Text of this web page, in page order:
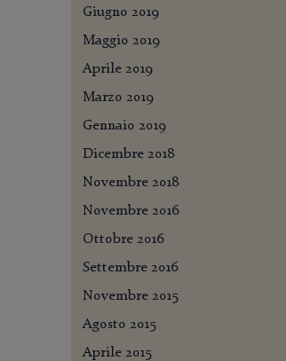
Giugno 2019
Maggio 2019
Aprile 2019
Marzo 2019
Gennaio 2019
Dicembre 2018
Novembre 2018
Novembre 2016
Ottobre 2016
Settembre 2016
Novembre 2015
Agosto 2015
Aprile 2015